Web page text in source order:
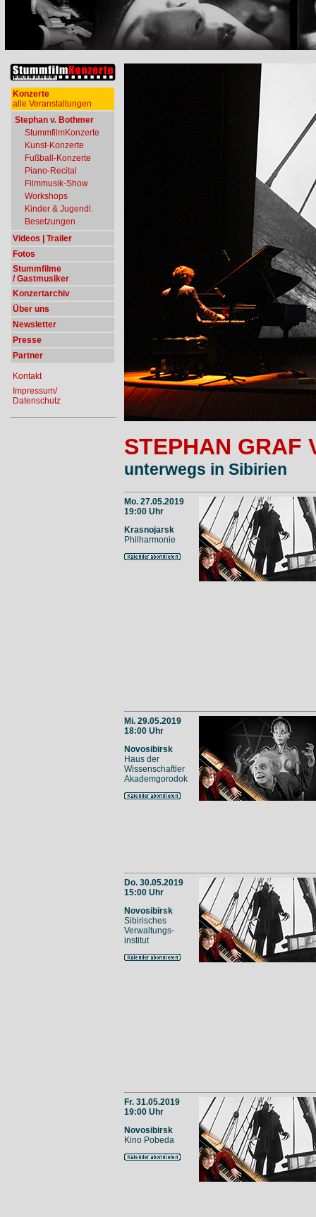
Konzerte
alle Veranstaltungen
Stephan v. Bothmer
StummfilmKonzerte
Kunst-Konzerte
Fußball-Konzerte
Piano-Recital
Filmmusik-Show
Workshops
Kinder & Jugendl.
Besetzungen
Videos | Trailer
Fotos
Stummfilme
/ Gastmusiker
Konzertarchiv
Über uns
Newsletter
Presse
Partner
Kontakt
Impressum/
Datenschutz
STEPHAN GRAF
unterwegs in Sibirien
Mo. 27.05.2019
19:00 Uhr
Krasnojarsk
Philharmonie
Mi. 29.05.2019
18:00 Uhr
Novosibirsk
Haus der
Wissenschaftler
Akademgorodok
Do. 30.05.2019
15:00 Uhr
Novosibirsk
Sibirisches
Verwaltungs-
institut
Fr. 31.05.2019
19:00 Uhr
Novosibirsk
Kino Pobeda